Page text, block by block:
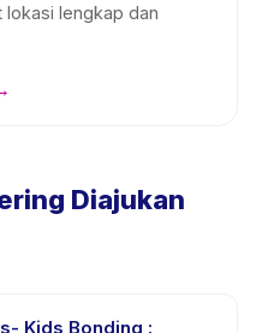
lokasi lengkap dan
Diajukan
Kids Bonding :